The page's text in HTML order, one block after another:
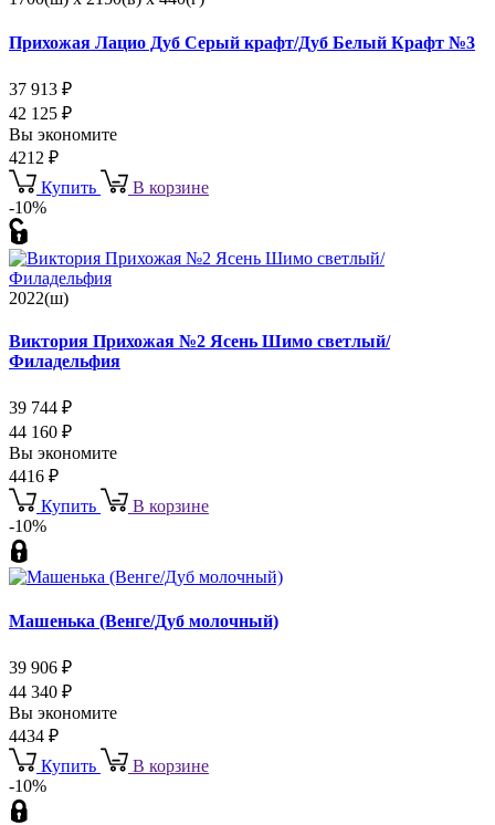
Прихожая Лацио Дуб Серый крафт/Дуб Белый Крафт №3
37 913 ₽
42 125 ₽
Вы экономите
4212 ₽
Купить
В корзине
-10%
2022(ш)
Виктория Прихожая №2 Ясень Шимо светлый/
Филадельфия
39 744 ₽
44 160 ₽
Вы экономите
4416 ₽
Купить
В корзине
-10%
Машенька (Венге/Дуб молочный)
39 906 ₽
44 340 ₽
Вы экономите
4434 ₽
Купить
В корзине
-10%